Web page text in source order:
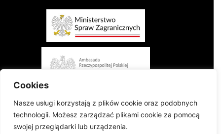
Cookies
Nasze usługi korzystają z plików cookie oraz podobnych
technologii. Możesz zarządzać plikami cookie za pomocą
swojej przeglądarki lub urządzenia.